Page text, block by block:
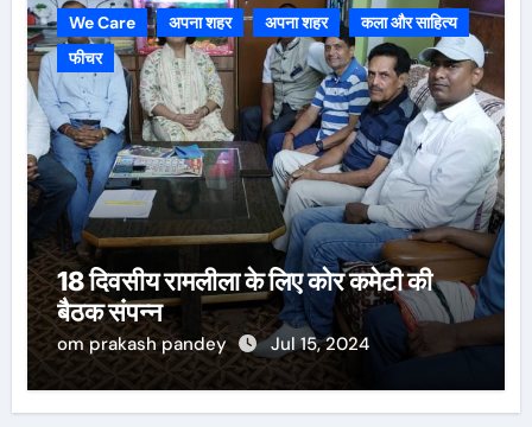
We Care अपना शहर अपना शहर
कला और साहित्य
फीचर
18 दिवसीय रामलीला के लिए कोर कमेटी की
बैठक संपन्न
om prakash pandey Jul 15, 2024